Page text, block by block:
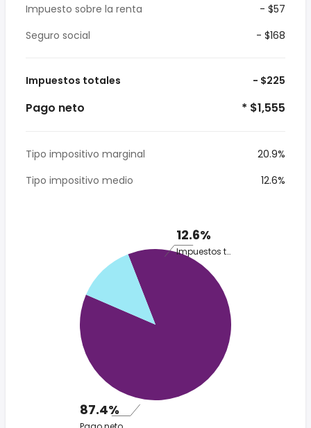
Impuesto sobre la renta
- $57
Seguro social
- $168
Impuestos totales - $225
Pago neto * $1,555
Tipo impositivo marginal
20.9%
Tipo impositivo medio
12.6%
12.6%
Impuestos totales
87.4%